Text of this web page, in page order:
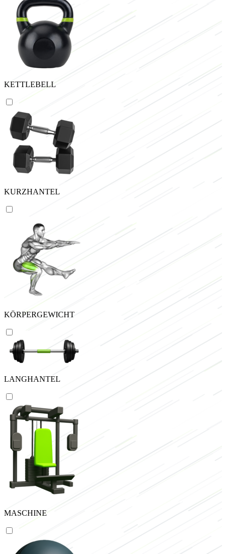
KETTLEBELL
KURZHANTEL
KÖRPERGEWICHT
LANGHANTEL
MASCHINE